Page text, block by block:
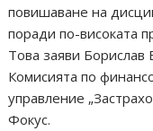
повишаване на
поради по-високата
Това заяви Борислав
Комисията по
управление
Фокус.